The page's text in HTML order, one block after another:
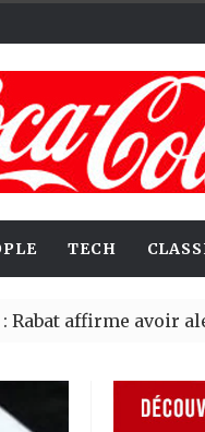
TECH
avoir alerté